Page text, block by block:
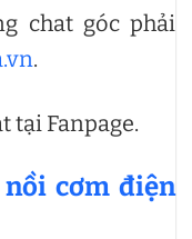
chat góc phải
.
tại Fanpage.
cơm điện